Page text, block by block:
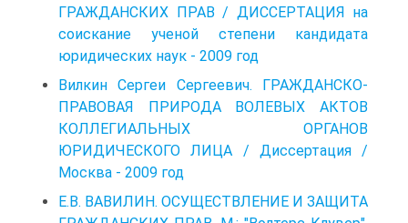
ГРАЖДАНСКИХ ПРАВ / ДИССЕРТАЦИЯ на
соискание ученой степени кандидата
юридических наук - 2009 год
Вилкин Сергеи Сергеевич. ГРАЖДАНСКО-
ПРАВОВАЯ ПРИРОДА ВОЛЕВЫХ АКТОВ
КОЛЛЕГИАЛЬНЫХ ОРГАНОВ
ЮРИДИЧЕСКОГО ЛИЦА / Диссертация /
Москва - 2009 год
Е.В. ВАВИЛИН. ОСУЩЕСТВЛЕНИЕ И ЗАЩИТА